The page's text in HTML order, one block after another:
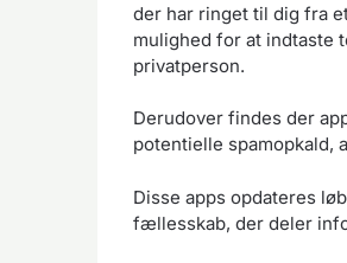
der har ringet til dig fra
mulighed for at indtaste
privatperson.
Derudover findes der
potentielle spamopkald,
Disse apps opdateres
fællesskab, der deler